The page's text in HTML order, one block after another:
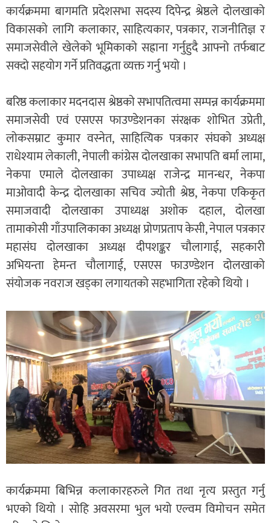
कार्यक्रममा बागमति प्रदेशसभा सदस्य दिपेन्द्र श्रेष्ठले दोलखाको
विकासको लागि कलाकार, साहित्यकार, पत्रकार, राजनीतिज्ञ र
समाजसेवीले खेलेको भूमिकाको सह्राना गर्नुहुदै आफ्नो तर्फबाट
सक्दो सहयोग गर्ने प्रतिवद्धता व्यक्त गर्नु भयो ।
बरिष्ठ कलाकार मदनदास श्रेष्ठको सभापतित्वमा सम्पन्न कार्यक्रममा
समाजसेवी एवं एसएस फाउण्डेशनका संरक्षक शोभित उप्रेती,
लोकसम्राट कुमार वस्नेत, साहित्यिक पत्रकार संघको अध्यक्ष
राधेश्याम लेकाली, नेपाली कांग्रेस दोलखाका सभापति बर्मा लामा,
नेकपा एमाले दोलखाका उपाध्यक्ष राजेन्द्र मानन्धर, नेकपा
माओवादी केन्द्र दोलखाका सचिव ज्योती श्रेष्ठ, नेकपा एकिकृत
समाजवादी दोलखाका उपाध्यक्ष अशोक दहाल, दोलखा
तामाकोसी गाँउपालिकाका अध्यक्ष प्रोणप्रताप केसी, नेपाल पत्रकार
महासंघ दोलखाका अध्यक्ष दीपशङ्कर चौलागाई, सहकारी
अभियन्ता हेमन्त चौलागाई, एसएस फाउण्डेशन दोलखाको
संयोजक नवराज खड्का लगायतको सहभागिता रहेको थियो ।
कार्यक्रममा बिभिन्न कलाकारहरुले गित तथा नृत्य प्रस्तुत गर्नु
भएको थियो । सोहि अवसरमा भुल भयो एल्वम विमोचन समेत